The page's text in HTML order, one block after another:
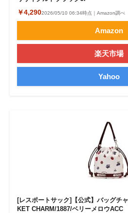
￥4,2902026/05/10 06:34時点｜Amazon調べ
Amazon
楽天市場
Yahoo
[レスポートサック]【公式】バッグチ
KET CHARM/1887/ベリーメロウACC